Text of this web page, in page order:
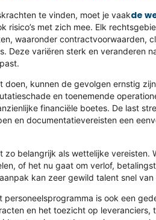
te vinden, moet je vaakde
risico’s met zich mee. Elk
waaronder contractvoorwaarden,
Deze variëren sterk en veranderen
doen, kunnen de gevolgen ernstig
en toenemende
financiële boetes. De last
en documentatievereisten een
zo belangrijk als wettelijke
of het nu gaat om verlof,
kan zeer gewild talent snel
personeelsprogramma is ook een
en het toezicht op